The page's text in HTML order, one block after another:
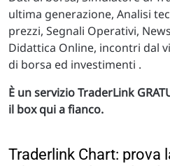
ultima generazione, Analisi
prezzi, Segnali Operativi,
Didattica Online, incontri dal
di borsa ed investimenti .
È un servizio TraderLink
il box qui a fianco.
Traderlink Chart: prova